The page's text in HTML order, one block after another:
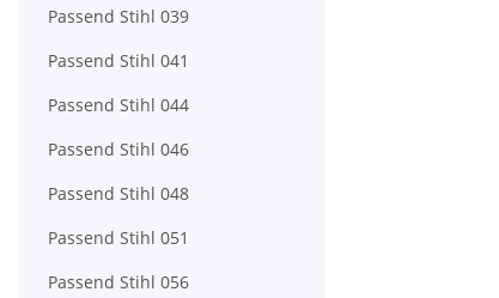
Passend Stihl 039
Passend Stihl 041
Passend Stihl 044
Passend Stihl 046
Passend Stihl 048
Passend Stihl 051
Passend Stihl 056